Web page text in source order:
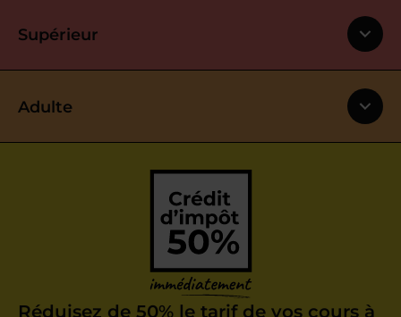
Supérieur
Adulte
Réduisez de 50% le tarif de vos cours à